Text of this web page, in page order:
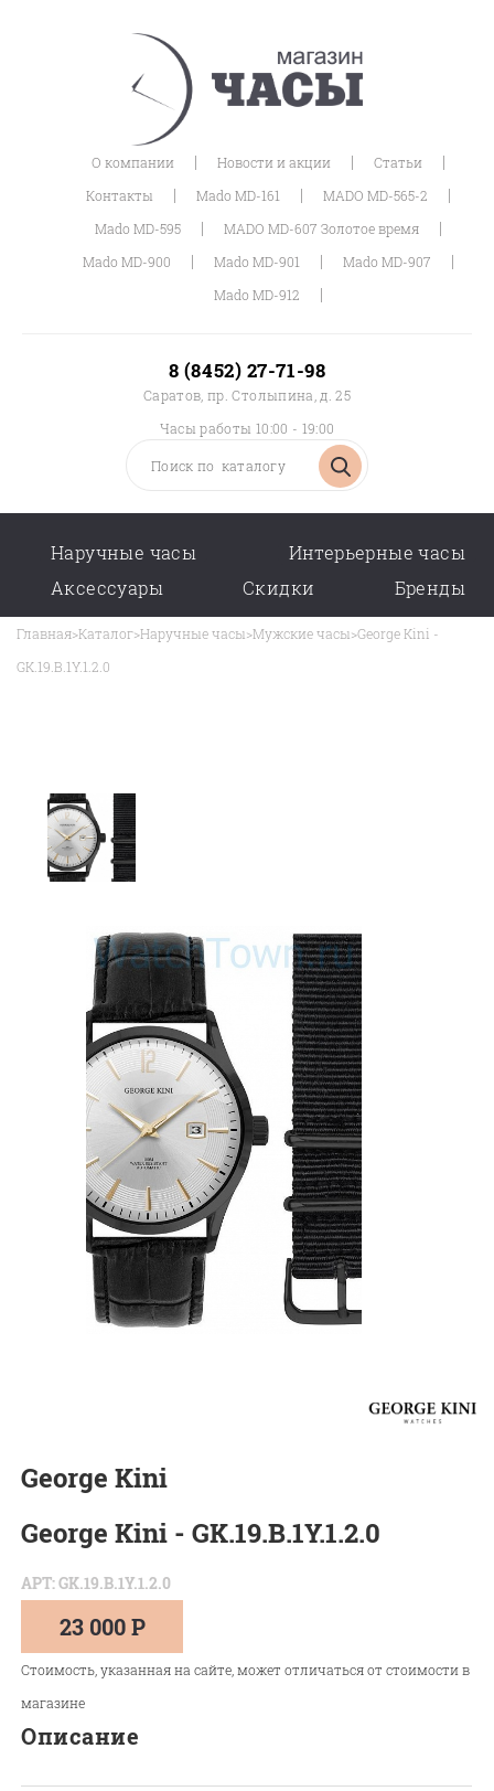
О компании | Новости и акции | Статьи |
Контакты | Mado MD-161 | MADO MD-565-2 |
Mado MD-595 | MADO MD-607 Золотое время |
Mado MD-900 | Mado MD-901 | Mado MD-907 |
Mado MD-912 |
8 (8452) 27-71-98
Саратов, пр. Столыпина, д. 25
Часы работы 10:00 - 19:00
Наручные часы
Интерьерные часы
Аксессуары
Скидки Бренды
Главная>Каталог>Наручные часы>Мужские часы>George Kini -
GK.19.B.1Y.1.2.0
George Kini
George Kini - GK.19.B.1Y.1.2.0
АРТ: GK.19.B.1Y.1.2.0
23 000 Р
Стоимость, указанная на сайте, может отличаться от стоимости в
магазине
Описание